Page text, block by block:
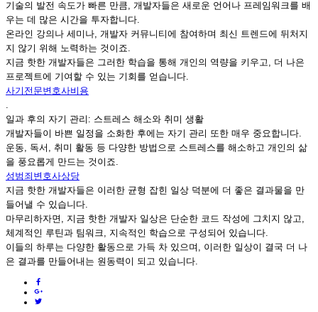
기술의 발전 속도가 빠른 만큼, 개발자들은 새로운 언어나 프레임워크를 배
우는 데 많은 시간을 투자합니다.
온라인 강의나 세미나, 개발자 커뮤니티에 참여하며 최신 트렌드에 뒤처지
지 않기 위해 노력하는 것이죠.
지금 핫한 개발자들은 그러한 학습을 통해 개인의 역량을 키우고, 더 나은
프로젝트에 기여할 수 있는 기회를 얻습니다.
사기전문변호사비용
.
일과 후의 자기 관리: 스트레스 해소와 취미 생활
개발자들이 바쁜 일정을 소화한 후에는 자기 관리 또한 매우 중요합니다.
운동, 독서, 취미 활동 등 다양한 방법으로 스트레스를 해소하고 개인의 삶
을 풍요롭게 만드는 것이죠.
성범죄변호사상당
지금 핫한 개발자들은 이러한 균형 잡힌 일상 덕분에 더 좋은 결과물을 만
들어낼 수 있습니다.
마무리하자면, 지금 핫한 개발자 일상은 단순한 코드 작성에 그치지 않고,
체계적인 루틴과 팀워크, 지속적인 학습으로 구성되어 있습니다.
이들의 하루는 다양한 활동으로 가득 차 있으며, 이러한 일상이 결국 더 나
은 결과를 만들어내는 원동력이 되고 있습니다.